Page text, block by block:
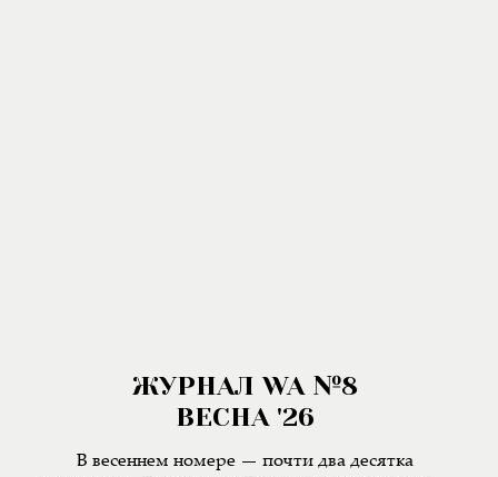
ЖУРНАЛ WA №8
ВЕСНА '26
В весеннем номере — почти два десятка